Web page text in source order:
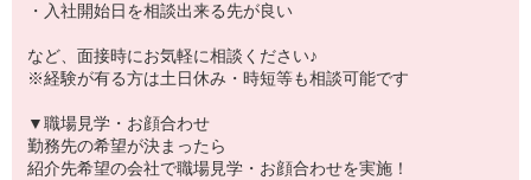
・入社開始日を相談出来る先が良い
など、面接時にお気軽に相談ください♪
※経験が有る方は土日休み・時短等も相談可能です
▼職場見学・お顔合わせ
勤務先の希望が決まったら
紹介先希望の会社で職場見学・お顔合わせを実施！